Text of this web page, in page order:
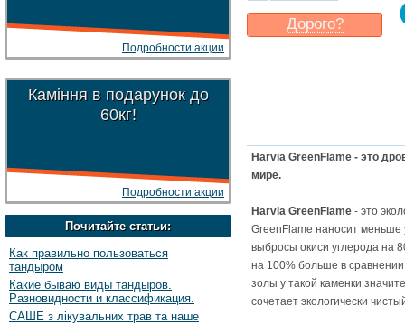
Подробности акции
Каміння в подарунок до
60кг!
Подробности акции
Почитайте статьи:
Как правильно пользоваться
тандыром
Какие бываю виды тандыров.
Разновидности и классификация.
САШЕ з лікувальних трав та наше
Дорого?
Harvia GreenFlame - это
мире.
Harvia GreenFlame - это
GreenFlame наносит
выбросы окиси углерода на
на 100% больше в
золы у такой каменки
сочетает экологически